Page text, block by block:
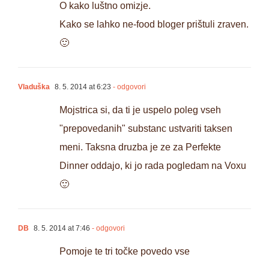
O kako luštno omizje.
Kako se lahko ne-food bloger prištuli zraven.
🙂
Vladuška 8. 5. 2014 at 6:23 - odgovori
Mojstrica si, da ti je uspelo poleg vseh
"prepovedanih" substanc ustvariti taksen
meni. Taksna druzba je ze za Perfekte
Dinner oddajo, ki jo rada pogledam na Voxu
🙂
DB 8. 5. 2014 at 7:46 - odgovori
Pomoje te tri točke povedo vse